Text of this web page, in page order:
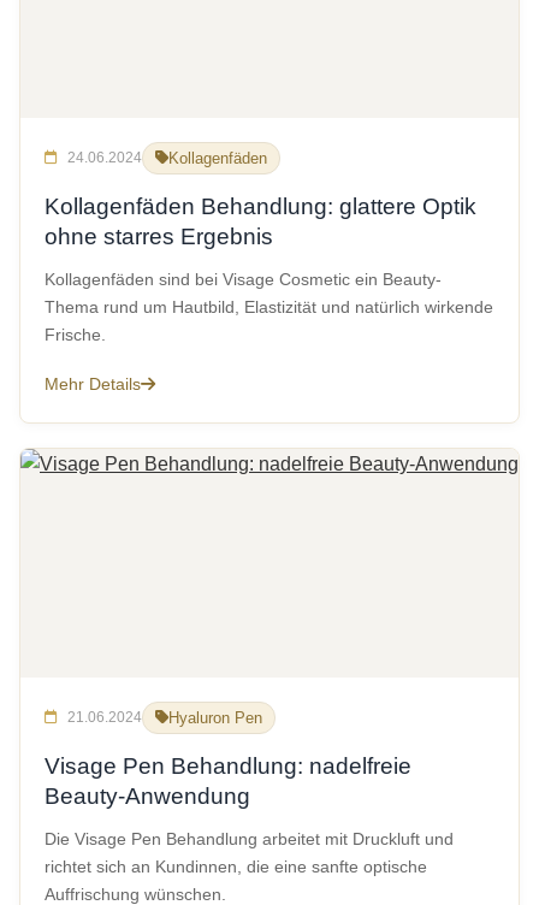
24.06.2024 Kollagenfäden
Kollagenfäden Behandlung: glattere Optik
ohne starres Ergebnis
Kollagenfäden sind bei Visage Cosmetic ein Beauty-
Thema rund um Hautbild, Elastizität und natürlich wirkende
Frische.
Mehr Details
21.06.2024 Hyaluron Pen
Visage Pen Behandlung: nadelfreie
Beauty-Anwendung
Die Visage Pen Behandlung arbeitet mit Druckluft und
richtet sich an Kundinnen, die eine sanfte optische
Auffrischung wünschen.